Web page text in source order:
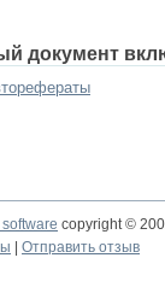
документ
copyright ©
Отправить отзыв